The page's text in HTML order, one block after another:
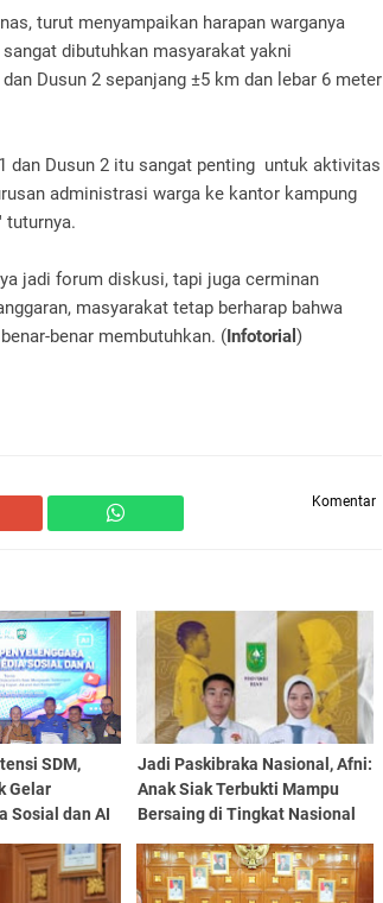
turut menyampaikan harapan warganya
dibutuhkan masyarakat yakni
Dusun 2 sepanjang ±5 km dan lebar 6 meter
dan Dusun 2 itu sangat penting untuk aktivitas
administrasi warga ke kantor kampung
tuturnya.
jadi forum diskusi, tapi juga cerminan
masyarakat tetap berharap bahwa
benar membutuhkan. (Infotorial )
Komentar
SDM,
Gelar
Sosial dan AI
Jadi Paskibraka Nasional, Afni:
Anak Siak Terbukti Mampu
Bersaing di Tingkat Nasional